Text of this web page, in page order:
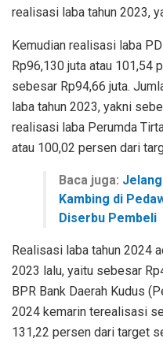
realisasi laba tahun 2023,
Kemudian realisasi laba
Rp96,130 juta atau 101,54
sebesar Rp94,66 juta.
laba tahun 2023, yakni
realisasi laba Perumda
atau 100,02 persen dari
Baca juga:
Kambing di
Diserbu Pembeli
Realisasi laba tahun 2024
2023 lalu, yaitu sebesar
BPR Bank Daerah Kudus
2024 kemarin terealisasi
131,22 persen dari target